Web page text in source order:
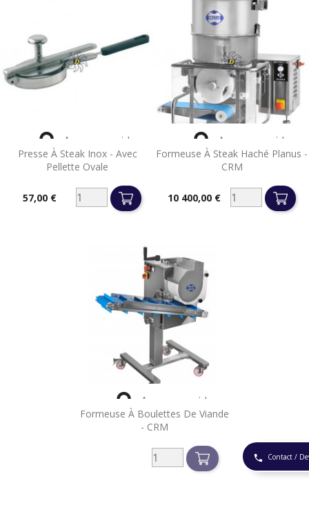
phone Contact /
Presse À Steak Inox - Avec
Pellette Ovale
57,00 €
 Aperçu rapide
Formeuse À Steak Haché Planus -
CRM
Prix
10 400,00 €
 Aperçu rapide
Formeuse À Boulettes De Viande
- CRM
 Aperçu rapide